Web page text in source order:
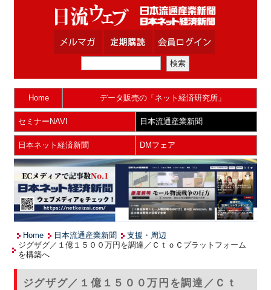
Home データ販売の「ネット経済研究所」
セミナーNAVI 日本流通産業新聞
日本ネット経済新聞 DMフェア
Home 日本流通産業新聞
支援・周辺
ジグザグ／１億１５００万円を調達／ＣｔｏＣプラットフォーム
を構築へ
ジグザグ／１億１５００万円を調達／Ｃｔ